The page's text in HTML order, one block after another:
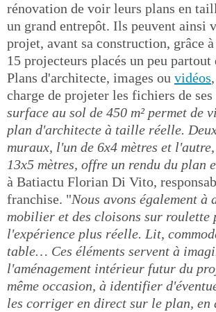
rénovation de voir leurs plans en
un grand entrepôt. Ils peuvent ainsi
projet, avant sa construction, grâce
15 projecteurs placés un peu partout
Plans d'architecte, images ou vidéos
charge de projeter les fichiers de
surface au sol de 450 m² permet de
plan d'architecte à taille réelle.
muraux, l'un de 6x4 mètres et
13x5 mètres, offre un rendu du plan
à Batiactu Florian Di Vito,
franchise. "Nous avons également à
mobilier et des cloisons sur roulette
l'expérience plus réelle. Lit,
table… Ces éléments servent à
l'aménagement intérieur futur du
même occasion, à identifier
les corriger en direct sur le plan, en